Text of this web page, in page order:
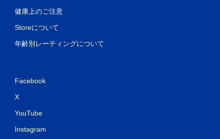
健康上のご注意
Storeについて
年齢別レーティングについて
Facebook
X
YouTube
Instagram